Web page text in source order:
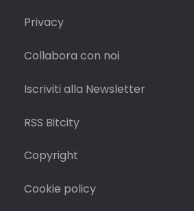
Privacy
Collabora con noi
Iscriviti alla Newsletter
RSS Bitcity
Copyright
Cookie policy